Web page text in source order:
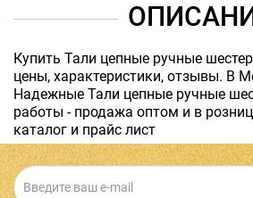
Купить Тали цепные ручные
цены, характеристики, отзывы. В
Надежные Тали цепные ручные
работы - продажа оптом и в
каталог и прайс лист